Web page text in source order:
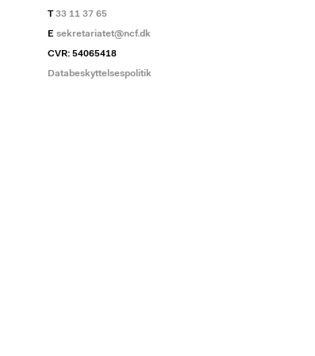
T33 11 37 65
E sekretariatet@ncf.dk
CVR: 54065418
Databeskyttelsespolitik